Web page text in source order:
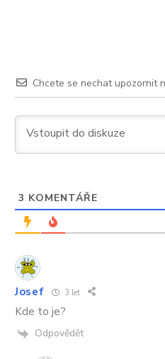
Chcete se nechat upozornit
3 KOMENTÁŘE
Josef 3 let
Kde to je?
Odpovědět